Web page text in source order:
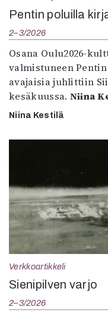
Pentin poluilla
2–3/2026
Osana Oulu2026-
valmistuneen
avajaisia juhlittiin
kesäkuussa. Niina
Niina Kestilä
Verkkoartikkeli
Sienipilven varjo
2–3/2026